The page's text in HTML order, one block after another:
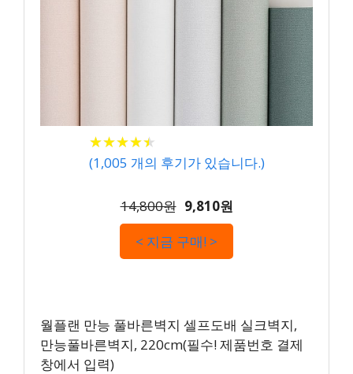
★★★★★
★★★★★
(1,005 개의 후기가 있습니다.)
14,800원 9,810원
< 지금 구매! >
월플랜 만능 풀바른벽지 셀프도배 실크벽지,
만능풀바른벽지, 220cm(필수! 제품번호 결제
창에서 입력)